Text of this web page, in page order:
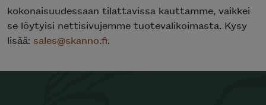
kokonaisuudessaan tilattavissa kauttamme, vaikkei
se löytyisi nettisivujemme tuotevalikoimasta. Kysy
lisää: sales@skanno.fi.